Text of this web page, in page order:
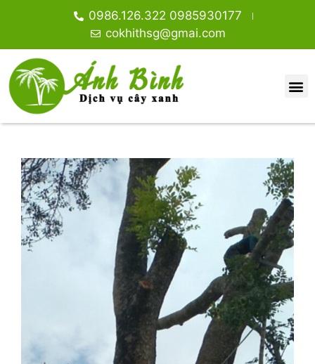
0986.126.322 0985930177
cokhithsg@gmai.com